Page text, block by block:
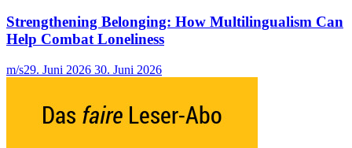
Strengthening Belonging: How Multilingualism Can
Help Combat Loneliness
m/s29. Juni 2026 30. Juni 2026